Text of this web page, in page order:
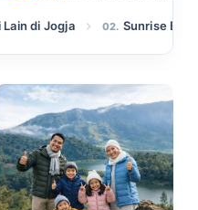
di Jogja 02. Sunrise